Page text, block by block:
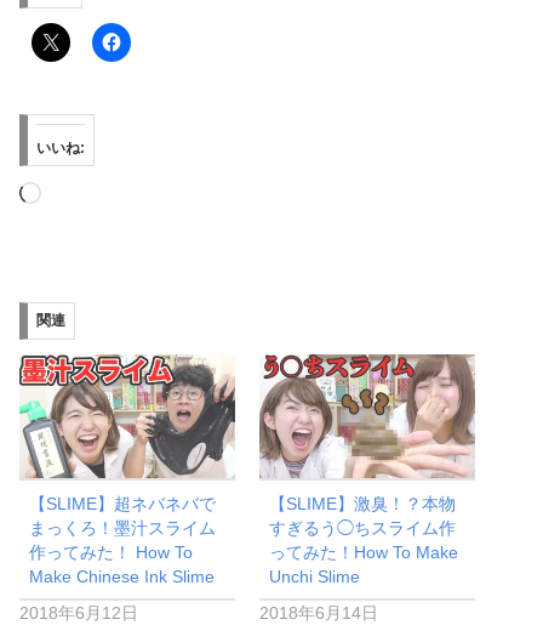
いいね:
読
み
中…
関連
【SLIME】超ネバネバで
まっくろ！墨汁スライム
作ってみた！ How To
Make Chinese Ink Slime
2018年6月12日
【SLIME】激臭！？本物
すぎるう◯ちスライム作
ってみた！How To Make
Unchi Slime
2018年6月14日